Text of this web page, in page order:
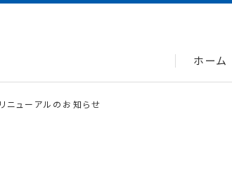
ホーム
ニューアルのお知らせ